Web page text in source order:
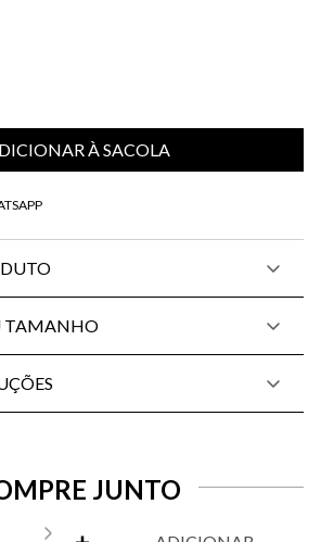
À SACOLA
TAMANHO
JUNTO